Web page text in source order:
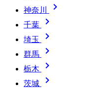
神奈川 
千葉 
埼玉 
群馬 
栃木 
茨城 